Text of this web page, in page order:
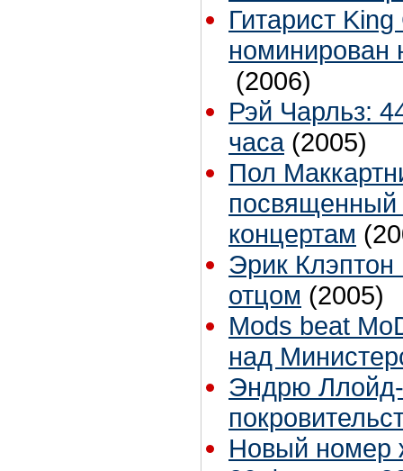
Гитарист
номинирован
(2006)
Рэй Чарльз:
часа (2005)
Пол
посвященный
концертам
Эрик Клэптон
отцом (2005)
Mods beat
над
Эндрю
Новый номер